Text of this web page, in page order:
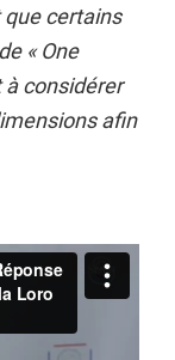
certains
« One
considérer
afin